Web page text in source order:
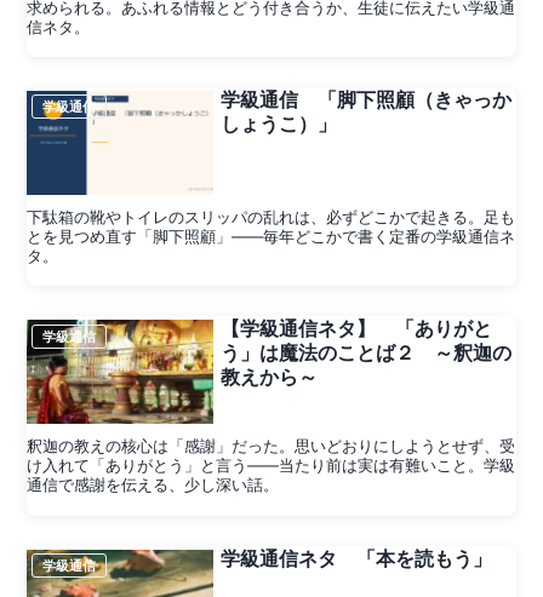
求められる。あふれる情報とどう付き合うか、生徒に伝えたい学級通
信ネタ。
学級通信
学級通信 「脚下照顧（きゃっか
しょうこ）」
下駄箱の靴やトイレのスリッパの乱れは、必ずどこかで起きる。足も
とを見つめ直す「脚下照顧」——毎年どこかで書く定番の学級通信ネ
タ。
学級通信
【学級通信ネタ】 「ありがと
う」は魔法のことば２ ～釈迦の
教えから～
釈迦の教えの核心は「感謝」だった。思いどおりにしようとせず、受
け入れて「ありがとう」と言う——当たり前は実は有難いこと。学級
通信で感謝を伝える、少し深い話。
学級通信 学級通信ネタ 「本を読もう」